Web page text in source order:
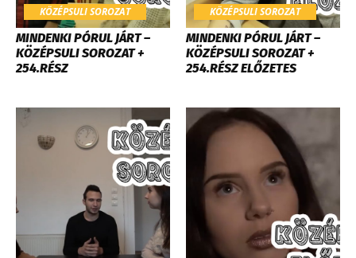
KÖZÉPSULI SOROZAT
MINDENKI PÓRUL JÁRT –
KÖZÉPSULI SOROZAT +
254.RÉSZ
KÖZÉPSULI SOROZAT
MINDENKI PÓRUL JÁRT –
KÖZÉPSULI SOROZAT +
254.RÉSZ ELŐZETES